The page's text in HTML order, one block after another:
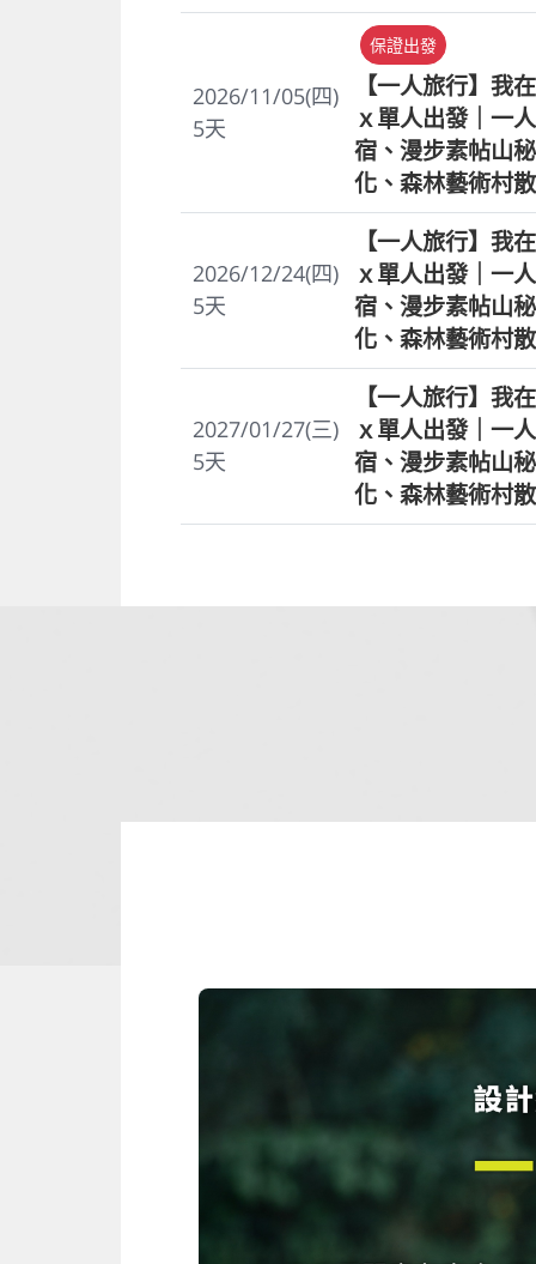
2026/11/05(四)
5天
保證出發
【一人旅行】我
ｘ單人出發｜一
宿、漫步素帖山
化、森林藝術村
2026/12/24(四)
5天
【一人旅行】我
ｘ單人出發｜一
宿、漫步素帖山
化、森林藝術村
2027/01/27(三)
5天
【一人旅行】我
ｘ單人出發｜一
宿、漫步素帖山
化、森林藝術村